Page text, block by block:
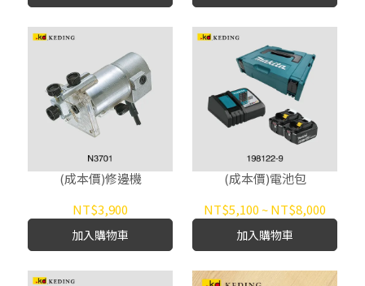
(成本價)修邊機
NT$3,900
加入購物車
(成本價)電池包
NT$5,100~NT$8,000
加入購物車